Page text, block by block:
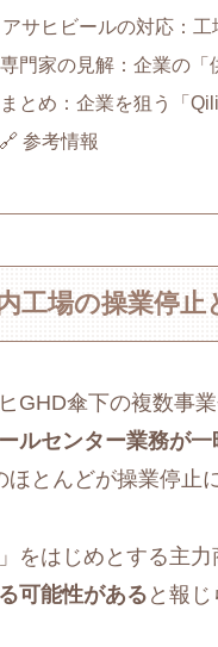
サヒビールの対応：
門家の見解：企業の
とめ：企業を狙う「
🔗 参考情報
工場の操業停止
GHD傘下の複数事業
ルセンター業務が一
とんどが操業停止
をはじめとする主
可能性があると報